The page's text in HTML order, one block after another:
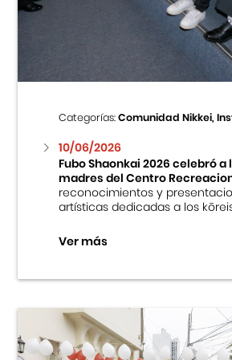
Categorías:Comunidad Nikkei,
10/06/2026
Fubo Shaonkai 2026 celebró a
madres del Centro
reconocimientos y
artísticas dedicadas a los
Ver más